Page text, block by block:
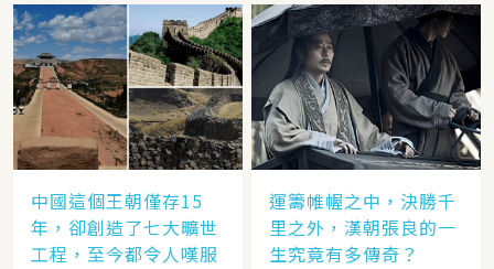
中國這個王朝僅存15
年，卻創造了七大曠世
工程，至今都令人嘆服
運籌帷幄之中，決勝千
里之外，漢朝張良的一
生究竟有多傳奇？